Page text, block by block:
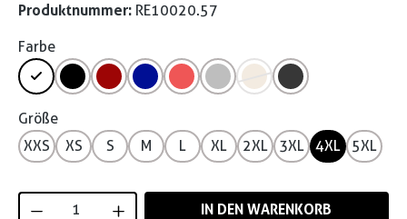
Produktnummer: RE10020.57
Farbe
Größe
XXS
XS S M L XL 2XL 3XL 4XL 5XL
Produkt Anzahl: Gib den gewünschten
IN DEN WARENKORB